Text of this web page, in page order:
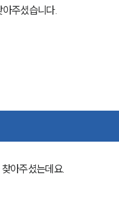
주셨습니다.
아주셨는데요.